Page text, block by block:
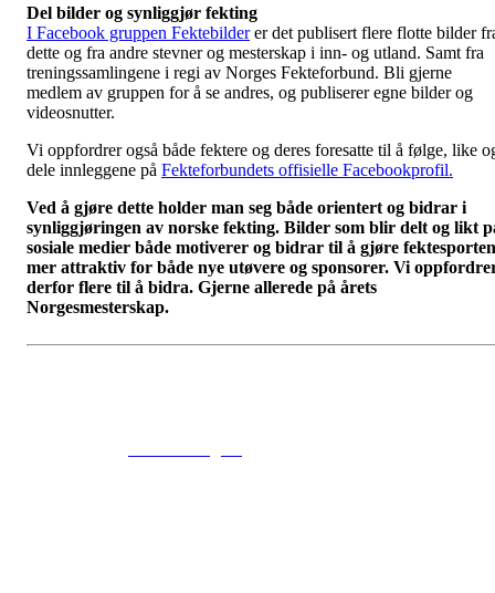
Del bilder og synliggjør fekting
I Facebook gruppen Fektebilderer det publisert flere flotte bilder
dette og fra andre stevner og mesterskap i inn- og utland. Samt fra
treningssamlingene i regi av Norges Fekteforbund. Bli gjerne
medlem av gruppen for å se andres, og publiserer egne bilder og
videosnutter.
Vi oppfordrer også både fektere og deres foresatte til å følge, like
dele innleggene på Fekteforbundets offisielle Facebookprofil.
Ved å gjøre dette holder man seg både orientert og bidrar i
synliggjøringen av norske fekting. Bilder som blir delt og likt
sosiale medier både motiverer og bidrar til å gjøre fektesporten
mer attraktiv for både nye utøvere og sponsorer. Vi
derfor flere til å bidra. Gjerne allerede på årets
Norgesmesterskap.